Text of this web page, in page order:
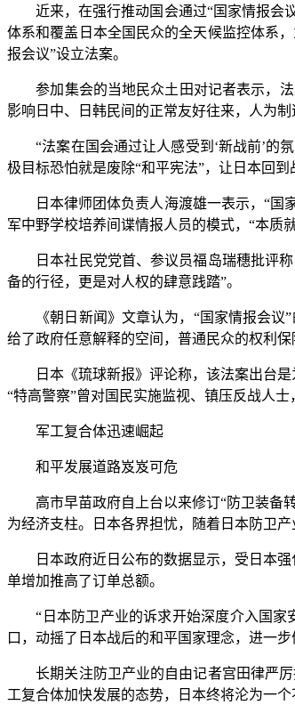
近来，在强行推动国会通过“国家情报会议
体系和覆盖日本全国民众的全天候监控体系
报会议”设立法案。
参加集会的当地民众土田对记者表示，法
影响日中、日韩民间的正常友好往来，人为制
“法案在国会通过让人感受到‘新战前’的氛
极目标恐怕就是废除“和平宪法”，让日本回到
日本律师团体负责人海渡雄一表示，“国家
军中野学校培养间谍情报人员的模式，“本质
日本社民党党首、参议员福岛瑞穗批评称
备的行径，更是对人权的肆意践踏”。
《朝日新闻》文章认为，“国家情报会议”
给了政府任意解释的空间，普通民众的权利保
日本《琉球新报》评论称，该法案出台是
“特高警察”曾对国民实施监视、镇压反战人
军工复合体迅速崛起
和平发展道路岌岌可危
高市早苗政府自上台以来修订“防卫装备转
为经济支柱。日本各界担忧，随着日本防卫
日本政府近日公布的数据显示，受日本强
单增加推高了订单总额。
“日本防卫产业的诉求开始深度介入国家安
口，动摇了日本战后的和平国家理念，进一步
长期关注防卫产业的自由记者宫田律严厉
工复合体加快发展的态势，日本终将沦为一